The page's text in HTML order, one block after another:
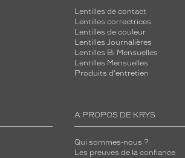
Lentilles de contact
Lentilles correctrices
Lentilles de couleur
Lentilles Journalières
Lentilles Bi Mensuelles
Lentilles Mensuelles
Produits d'entretien
A PROPOS DE KRYS
Qui sommes-nous ?
Les preuves de la confiance